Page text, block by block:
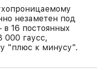
незаметен под
16 постоянных
000 гаусс,
"плюс к минусу".